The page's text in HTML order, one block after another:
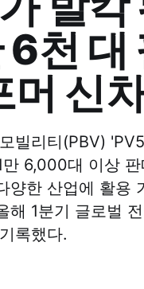
6천
머 신
빌리티(PBV)
6,000대 이상
양한 산업에 활용
해 1분기 글로벌
록했다.